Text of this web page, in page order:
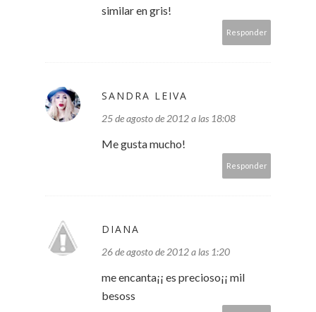
similar en gris!
Responder
SANDRA LEIVA
25 de agosto de 2012 a las 18:08
Me gusta mucho!
Responder
DIANA
26 de agosto de 2012 a las 1:20
me encanta¡¡ es precioso¡¡ mil
besoss